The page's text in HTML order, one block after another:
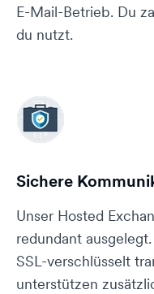
E-Mail-Betrieb. Du
du nutzt.
Sichere
Unser Hosted
redundant
SSL-verschlüsselt
unterstützen